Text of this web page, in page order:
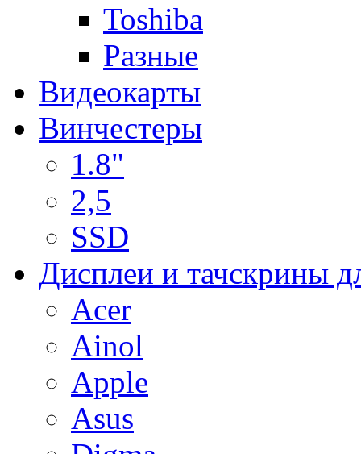
Toshiba
Разные
Видеокарты
Винчестеры
1.8"
2,5
SSD
Дисплеи и тачскрины
Acer
Ainol
Apple
Asus